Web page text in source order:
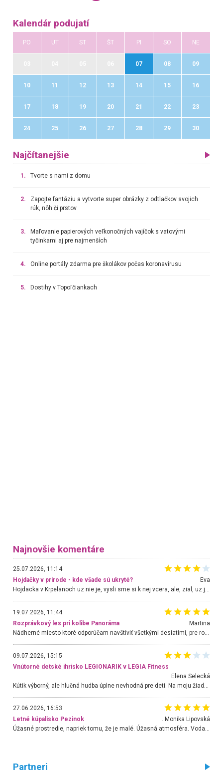
Kalendár podujatí
PO UT ST ŠT PI SO NE
07 08 09
10 11 12 13 14 15 16
17 18 19 20 21 22 23
24 25 26 27 28 29 30
Najčítanejšie
1. Tvorte s nami z domu
2.
Zapojte fantáziu a vytvorte super obrázky z odtlačkov svojich
rúk, nôh či prstov
3.
Maľovanie papierových veľkonočných vajíčok s vatovými
tyčinkami aj pre najmenších
4. Online portály zdarma pre školákov počas koronavírusu
5. Dostihy v Topoľčiankach
Najnovšie komentáre
25.07.2026, 11:14
Hojdačky v prírode - kde všade sú ukryté?
Eva
Hojdacka v Krpelanoch uz nie je, vysli sme si k nej vcera, ale, zial, uz je znicena. Ak sem planujete cestu len kvoli hojdacke, mozete si ju usetrit. Krasny vyhlad je tu vsak aj bez hojdacky :-)
19.07.2026, 11:44
Rozprávkový les pri kolibe Panoráma
Martina
Nádherné miesto ktoré odporúčam navštíviť všetkými desiatimi, pre rodiny s deťmi, dôchodcom... Proste a jednoducho ozaj rozprávkový les.. určite ešte prídeme. Odniesli sme si na pamiatku krásne tričká,
09.07.2026, 15:15
Vnútorné detské ihrisko LEGIONARIK v LEGIA Fitness
Elena Selecká
27.06.2026, 16:53
Letné kúpalisko Pezinok
. Monika Lipovská
Úžasné prostredie, napriek tomu, že je malé. Úžasná atmosféra. Voda fantastická a nádherná. Ľudí je pomerne veľa, ale su mili a ohľaduplní. Je veľmi zaujímavé sledovať, ako dokážu spolu športovať cudzí ľudia a bez ohľadu na vek. Vládne tu pohoda. Vnuka neviem dostať z vody. Ďakujem za krásny deň . Urcite sa sem vrátim. Jediný problém je s parkovaním, ale aj ten sa mi podarilo vyriešiť. Monika Bratislava
Partneri